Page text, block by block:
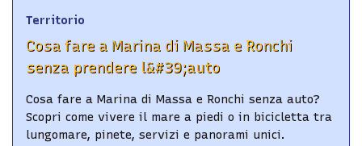
Territorio
Cosa fare a Marina di Massa e Ronchi
senza prendere l&#39;auto
Cosa fare a Marina di Massa e Ronchi senza auto?
Scopri come vivere il mare a piedi o in bicicletta tra
lungomare, pinete, servizi e panorami unici.